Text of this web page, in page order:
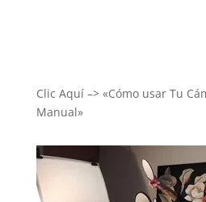
Clic Aquí –> «Cómo usar Tu
Manual»